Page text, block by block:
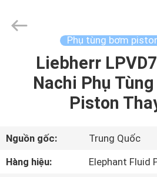
TRANG
SẢN
PHẨM
Elephant
Phụ tùng bơm
Liebherr
Nachi Phụ
Piston
Nguồn gốc:
Trung Quốc
Hàng hiệu:
Elephant Fluid